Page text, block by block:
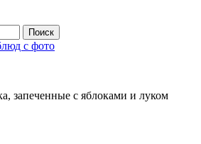
с фото
запеченные с яблоками и луком